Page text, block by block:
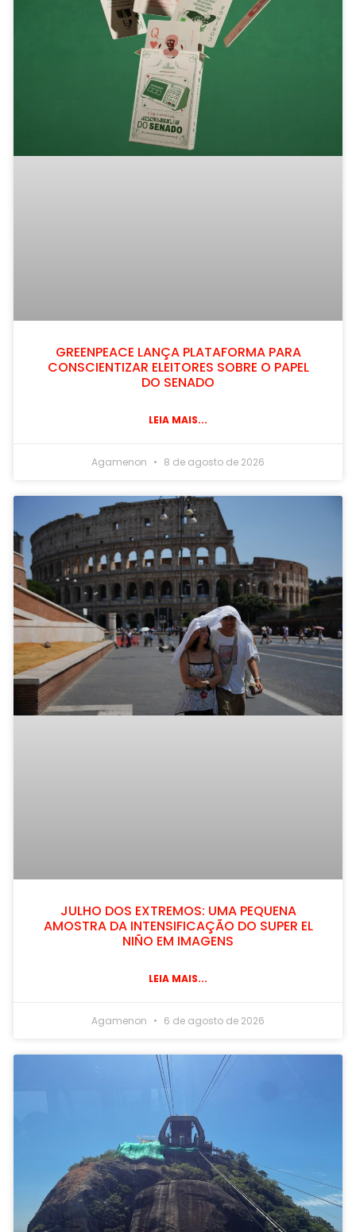
GREENPEACE LANÇA PLATAFORMA PARA
CONSCIENTIZAR ELEITORES SOBRE O PAPEL
DO SENADO
LEIA MAIS...
Agamenon 8 de agosto de 2026
JULHO DOS EXTREMOS: UMA PEQUENA
AMOSTRA DA INTENSIFICAÇÃO DO SUPER EL
NIÑO EM IMAGENS
LEIA MAIS...
Agamenon 6 de agosto de 2026